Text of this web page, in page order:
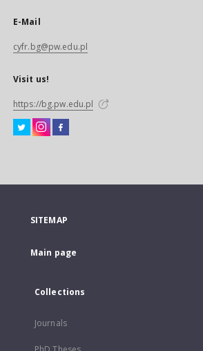
E-Mail
cyfr.bg@pw.edu.pl
Visit us!
https://bg.pw.edu.pl
SITEMAP
Main page
Collections
Journals